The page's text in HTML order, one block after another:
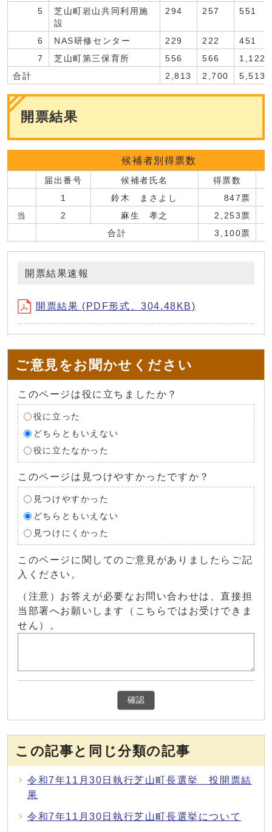
5
芝山町岩山共同利用施
設
294 257 551
6 NAS研修センター 229 222
451
7
芝山町第三保育所 556 566
1,122
合計
2,813 2,700 5,513
開票結果
候補者別得票数
届出番号 候補者氏名
得票数
1
鈴木 まさよし 847票
当
2 麻生 孝之 2,253票
合計
3,100票
開票結果速報
開票結果 (PDF形式、304.48KB)
ご意見をお聞かせください
このページは役に立ちましたか？
役に立った
どちらともいえない
役に立たなかった
このページは見つけやすかったですか？
見つけやすかった
どちらともいえない
見つけにくかった
このページに関してのご意見がありましたらご記
入ください。
（注意）お答えが必要なお問い合わせは、直接担
当部署へお願いします（こちらではお受けできま
せん）。
確認
この記事と同じ分類の記事
令和7年11月30日執行芝山町長選挙 投開票結
果
令和7年11月30日執行芝山町長選挙について